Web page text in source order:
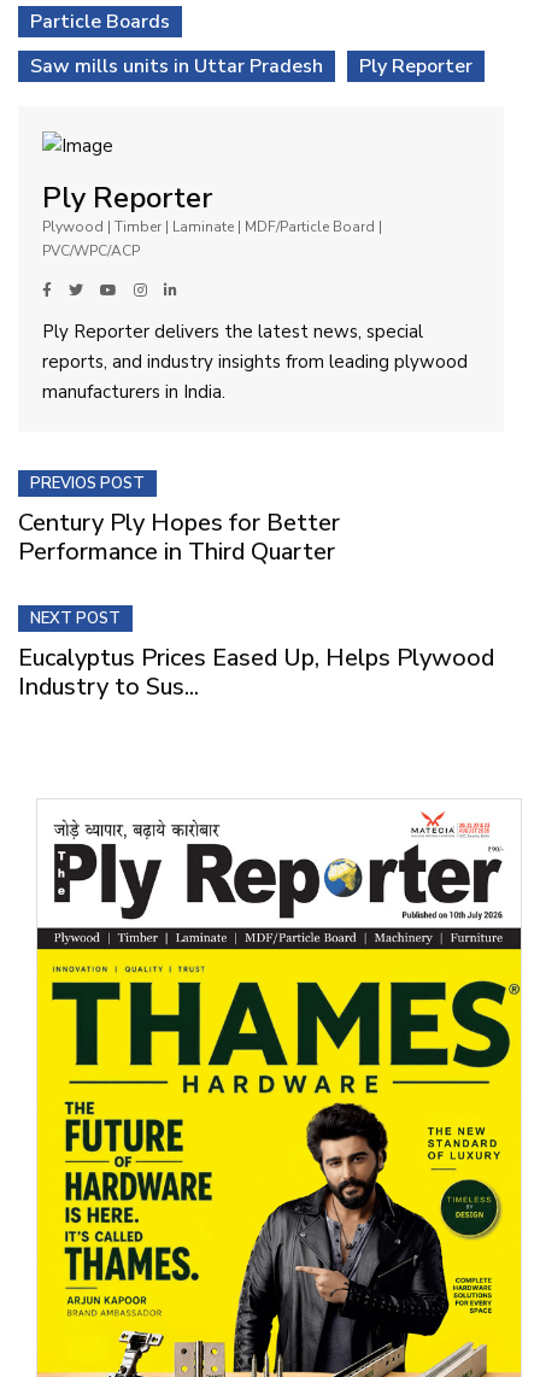
Particle Boards
Saw mills units in Uttar Pradesh
Ply Reporter
Ply Reporter
Plywood | Timber | Laminate | MDF/Particle Board |
PVC/WPC/ACP
Ply Reporter delivers the latest news, special
reports, and industry insights from leading plywood
manufacturers in India.
PREVIOS POST
Century Ply Hopes for Better
Performance in Third Quarter
NEXT POST
Eucalyptus Prices Eased Up, Helps Plywood
Industry to Sus...